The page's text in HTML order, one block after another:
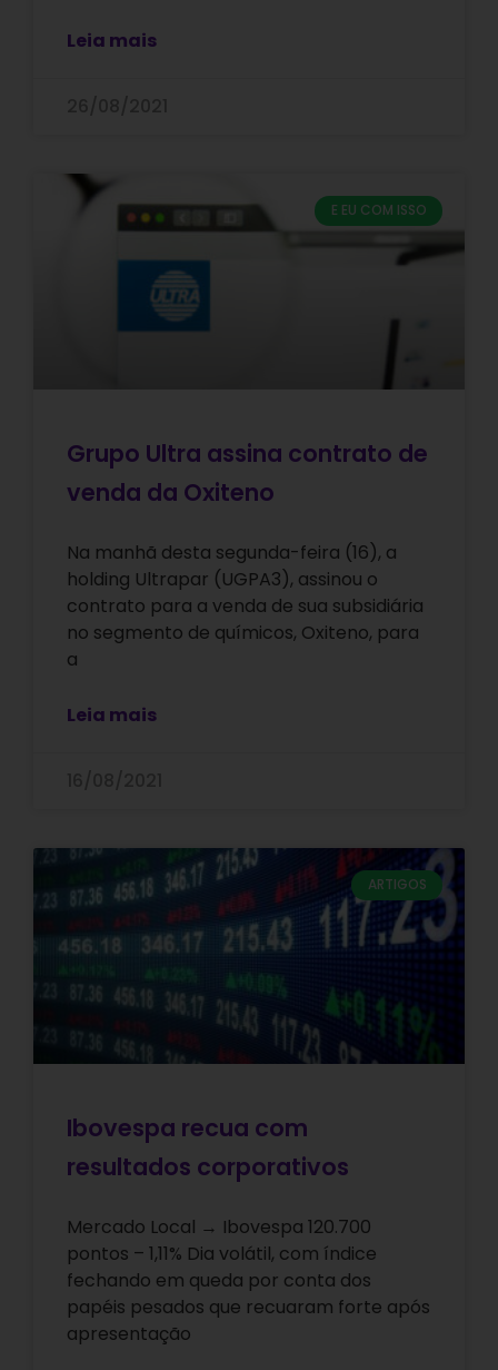
Leia mais
E EU COM ISSO
Grupo Ultra assina contrato de
venda da Oxiteno
Na manhã desta segunda-feira (16), a
holding Ultrapar (UGPA3), assinou o
contrato para a venda de sua subsidiária
no segmento de químicos, Oxiteno, para
a
Leia mais
ARTIGOS
Ibovespa recua com
resultados corporativos
Mercado Local → Ibovespa 120.700
pontos – 1,11% Dia volátil, com índice
fechando em queda por conta dos
papéis pesados que recuaram forte após
apresentação